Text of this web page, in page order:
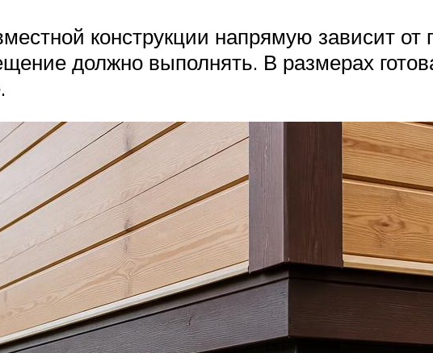
конструкции напрямую зависит
должно выполнять. В размерах